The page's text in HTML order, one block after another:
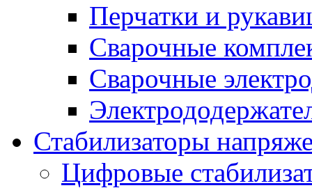
Перчатки и
Сварочные
Сварочные
Стабилизаторы
Цифровые